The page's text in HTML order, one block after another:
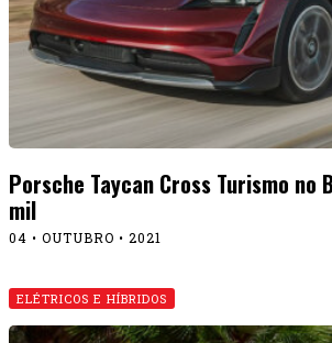
Porsche Taycan Cross Turismo no
mil
04 • OUTUBRO • 2021
ELÉTRICOS E HÍBRIDOS